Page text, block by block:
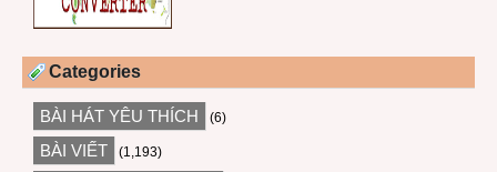
Categories
BÀI HÁT YÊU THÍCH (6)
BÀI VIẾT (1,193)